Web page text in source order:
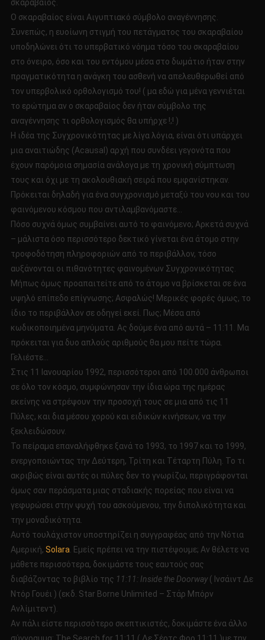
σκαραβαίος.
Ο σκαραβαίος είναι Αιγυπτιακό σύμβολο αναγέννησης.
Συνεπώς, η ευοίωνη στιγμή του πετάγματος του σκαραβαίου
υποδηλώνει ότι το υπερβατικό νόημα τόσο του σκαραβαίου
στο όνειρο, όσο και του εντόμου μέσα στο δωμάτιο ήταν στην
πραγματικότητα η ανάγκη του ασθενή να απελευθερωθεί από
τον υπερβολικό ορθολογισμό του! ( μα εδώ για μένα γεννιέται
το ερώτημα αν ο σκαραβαίος δεν ήταν σύμβολο της
αναγέννησης τι ορθολογισμός θα υπήρχε !;! )
Η ιδέα της Συγχρονικότητας με λίγα λόγια, είναι ότι υπάρχει
μια αναιτιώδης (Acausal) αρχή που συνδέει γεγονότα που
έχουν παρόμοια σημασία ανάλογα με τη χρονική σύμπτωση
τους και όχι με τη ακολουθιακή σειρά που εμφανίστηκαν.
Πρόκειται δηλαδή για ένα συγχρονισμό μεταξύ του νου και του
φαινόμενου κόσμου που αντιλαμβανόμαστε…
Πόσο συχνά όμως συμβαίνει αυτό το φαινόμενο; Αρκετά συχνά
– μάλιστα όσο περισσότερο δεκτικό γίνεται ένα άτομο στην
τροφοδότηση πληροφοριών από το περιβάλλον, τόσο
αυξάνονται οι πιθανότητες φαινομένων Συγχρονικότητας.
Μήπως όμως προαπαιτείτε από το άτομο να βρίσκεται σε ένα
υψηλό επίπεδο επίγνωσης; Ασφαλώς! Μερικές φορές όμως, το
ίδιο το περιβάλλον σε οδηγεί εκεί. Πως; Μέσα από
κωδικοποιημένα μηνύματα. Ας δούμε ένα από αυτά – 11:11. Μα
πρόκειται για δυο απλούς αριθμούς θα μου πείτε τώρα.
Γελιέστε…
Στις 11 Ιανουαρίου 1992, περισσότεροι από 100.000 άνθρωποι
σε όλο τον κόσμο, συμφώνησαν την ίδια ώρα της ημέρας
εκείνης να στρέψουν την προσοχή τους σε μια από τις 11
Πύλες, και δια μέσου χορού και ειδικών κινήσεων, να την
ξεκλειδώσουν.
Το πείραμα επαναλήφθηκε ξανά το 1993, το 1997 και το 1999,
ενεργοποιώντας την Δεύτερη, Τρίτη και Τέταρτη Πύλη. Το τι
ακριβώς είναι αυτές οι πύλες δεν το γνωρίζω, περιγράφονται
όμως σαν περάσματα μιας σταδιακής πορείας που είναι να
γεφυρώσει στην ψυχή του ασκούμενου, την διπολικότητα και
την μοναδικότητα.
Αυτό τουλάχιστον υποστηρίζει η συγγραφέας από την Νότια
Αμερική, Solara . Εμείς πρέπει να την πιστέψουμε; Αν θέλετε να
μάθετε περισσότερα, δοκιμάστε τους εαυτούς σας
διαβάζοντας το βιβλίο της 11:11: Inside the Doorway( Ινσάιντ Δε
Ντόρ Γουέι ) (εκδ. Star Borne Unlimited – Στάρ Μπόρν
Ανλίμιτεντ).
Αν πάλι είστε περισσότερο σκεπτικιστές, δοκιμάστε ένα άλλο